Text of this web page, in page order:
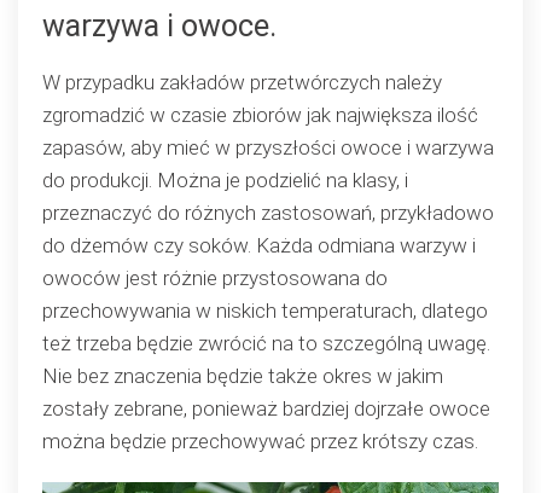
warzywa i owoce.
W przypadku zakładów przetwórczych należy
zgromadzić w czasie zbiorów jak największa ilość
zapasów, aby mieć w przyszłości owoce i warzywa
do produkcji. Można je podzielić na klasy, i
przeznaczyć do różnych zastosowań, przykładowo
do dżemów czy soków. Każda odmiana warzyw i
owoców jest różnie przystosowana do
przechowywania w niskich temperaturach, dlatego
też trzeba będzie zwrócić na to szczególną uwagę.
Nie bez znaczenia będzie także okres w jakim
zostały zebrane, ponieważ bardziej dojrzałe owoce
można będzie przechowywać przez krótszy czas.